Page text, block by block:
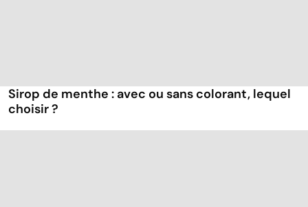
Sirop de menthe : avec ou sans colorant, lequel
choisir ?